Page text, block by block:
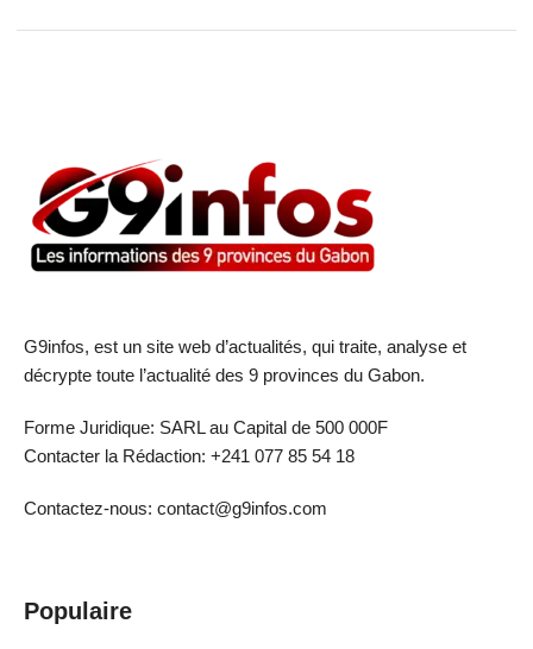
G9infos, est un site web d’actualités, qui traite, analyse et
décrypte toute l’actualité des 9 provinces du Gabon.
Forme Juridique: SARL au Capital de 500 000F
Contacter la Rédaction: +241 077 85 54 18
Contactez-nous: contact@g9infos.com
Populaire